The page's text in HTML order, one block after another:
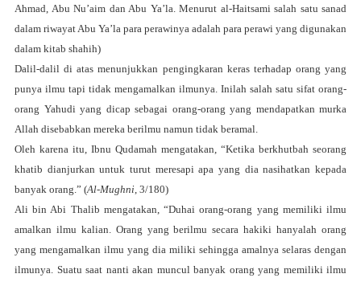
Ahmad, Abu Nu’aim dan Abu Ya’la. Menurut al-Haitsami salah satu sanad
dalam riwayat Abu Ya’la para perawinya adalah para perawi yang digunakan
dalam kitab shahih)
Dalil-dalil di atas menunjukkan pengingkaran keras terhadap orang yang
punya ilmu tapi tidak mengamalkan ilmunya. Inilah salah satu sifat orang-
orang Yahudi yang dicap sebagai orang-orang yang mendapatkan murka
Allah disebabkan mereka berilmu namun tidak beramal.
Oleh karena itu, Ibnu Qudamah mengatakan, “Ketika berkhutbah seorang
khatib dianjurkan untuk turut meresapi apa yang dia nasihatkan kepada
banyak orang.” (Al-Mughni , 3/180)
Ali bin Abi Thalib mengatakan, “Duhai orang-orang yang memiliki ilmu
amalkan ilmu kalian. Orang yang berilmu secara hakiki hanyalah orang
yang mengamalkan ilmu yang dia miliki sehingga amalnya selaras dengan
ilmunya. Suatu saat nanti akan muncul banyak orang yang memiliki ilmu